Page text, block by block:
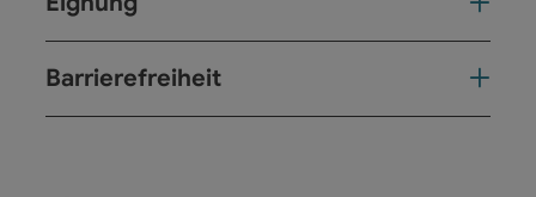
Barrierefreiheit